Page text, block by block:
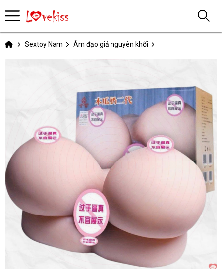
Sextoy Nam Âm đạo giả nguyên khối